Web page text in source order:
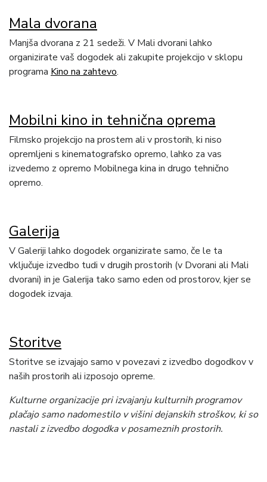
Mala dvorana
Manjša dvorana z 21 sedeži. V Mali dvorani lahko
organizirate vaš dogodek ali zakupite projekcijo v sklopu
programa Kino na zahtevo.
Mobilni kino in tehnična oprema
Filmsko projekcijo na prostem ali v prostorih, ki niso
opremljeni s kinematografsko opremo, lahko za vas
izvedemo z opremo Mobilnega kina in drugo tehnično
opremo.
Galerija
V Galeriji lahko dogodek organizirate samo, če le ta
vključuje izvedbo tudi v drugih prostorih (v Dvorani ali Mali
dvorani) in je Galerija tako samo eden od prostorov, kjer se
dogodek izvaja.
Storitve
Storitve se izvajajo samo v povezavi z izvedbo dogodkov v
naših prostorih ali izposojo opreme.
Kulturne organizacije pri izvajanju kulturnih programov
plačajo samo nadomestilo v višini dejanskih stroškov, ki so
nastali z izvedbo dogodka v posameznih prostorih.